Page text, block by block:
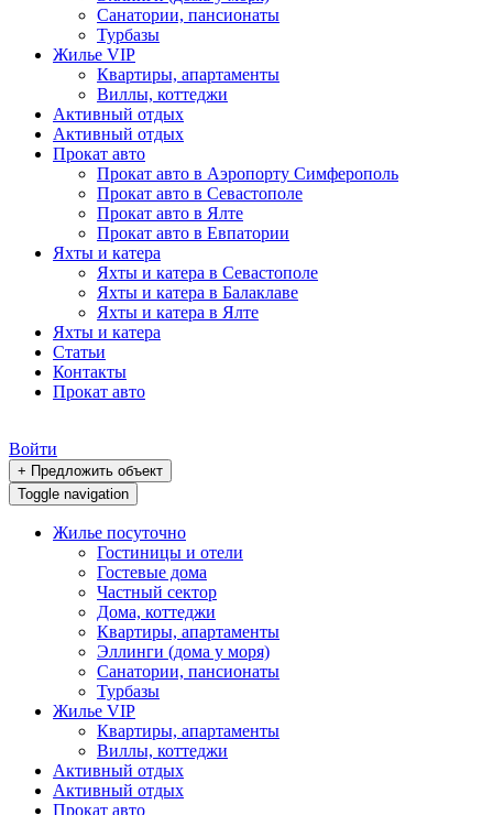
Санатории, пансионаты
Турбазы
Жилье VIP
Квартиры, апартаменты
Виллы, коттеджи
Активный отдых
Активный отдых
Прокат авто
Прокат авто в Аэропорту Симферополь
Прокат авто в Севастополе
Прокат авто в Ялте
Прокат авто в Евпатории
Яхты и катера
Яхты и катера в Севастополе
Яхты и катера в Балаклаве
Яхты и катера в Ялте
Яхты и катера
Статьи
Контакты
Прокат авто
Войти
+ Предложить объект
Toggle navigation
Жилье посуточно
Гостиницы и отели
Гостевые дома
Частный сектор
Дома, коттеджи
Квартиры, апартаменты
Эллинги (дома у моря)
Санатории, пансионаты
Турбазы
Жилье VIP
Квартиры, апартаменты
Виллы, коттеджи
Активный отдых
Активный отдых
Прокат авто